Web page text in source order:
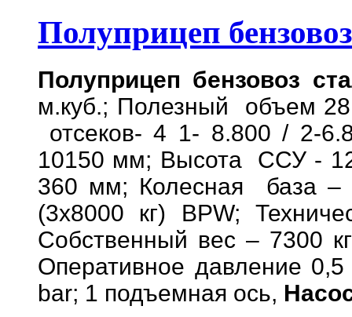
Полуприцеп
Полуприцеп бензовоз
м.куб.; Полезный объем
отсеков- 4 1- 8.800 / 2-
10150 мм; Высота ССУ -
360 мм; Колесная база –
(3х8000 кг) BPW;
Собственный вес – 7300
Оперативное давление
bar; 1 подъемная ось,